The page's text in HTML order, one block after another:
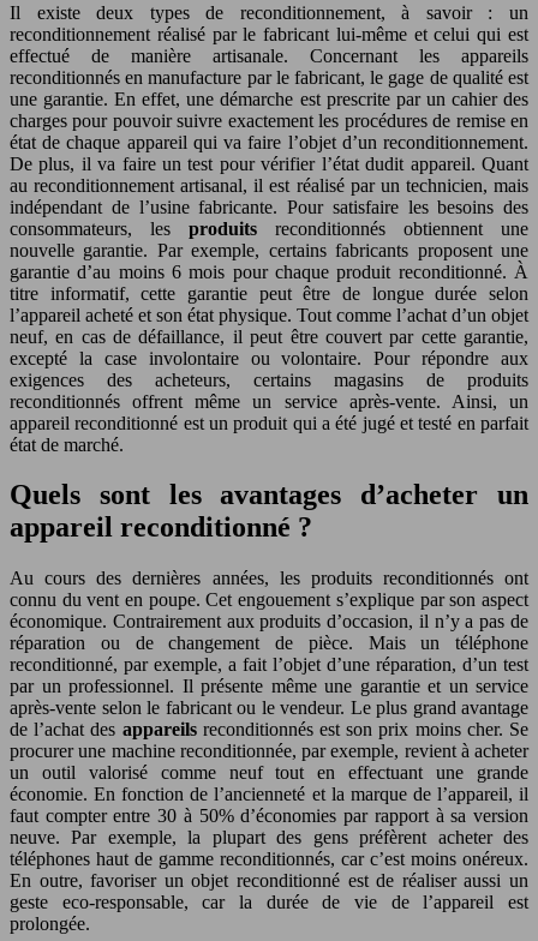
Il existe deux types de reconditionnement, à savoir : un
reconditionnement réalisé par le fabricant lui-même et celui qui est
effectué de manière artisanale. Concernant les appareils
reconditionnés en manufacture par le fabricant, le gage de qualité est
une garantie. En effet, une démarche est prescrite par un cahier des
charges pour pouvoir suivre exactement les procédures de remise en
état de chaque appareil qui va faire l’objet d’un reconditionnement.
De plus, il va faire un test pour vérifier l’état dudit appareil. Quant
au reconditionnement artisanal, il est réalisé par un technicien, mais
indépendant de l’usine fabricante. Pour satisfaire les besoins des
consommateurs, les produits reconditionnés obtiennent une
nouvelle garantie. Par exemple, certains fabricants proposent une
garantie d’au moins 6 mois pour chaque produit reconditionné. À
titre informatif, cette garantie peut être de longue durée selon
l’appareil acheté et son état physique. Tout comme l’achat d’un objet
neuf, en cas de défaillance, il peut être couvert par cette garantie,
excepté la case involontaire ou volontaire. Pour répondre aux
exigences des acheteurs, certains magasins de produits
reconditionnés offrent même un service après-vente. Ainsi, un
appareil reconditionné est un produit qui a été jugé et testé en parfait
état de marché.
Quels sont les avantages d’acheter un
appareil reconditionné ?
Au cours des dernières années, les produits reconditionnés ont
connu du vent en poupe. Cet engouement s’explique par son aspect
économique. Contrairement aux produits d’occasion, il n’y a pas de
réparation ou de changement de pièce. Mais un téléphone
reconditionné, par exemple, a fait l’objet d’une réparation, d’un test
par un professionnel. Il présente même une garantie et un service
après-vente selon le fabricant ou le vendeur. Le plus grand avantage
de l’achat des appareilsreconditionnés est son prix moins cher. Se
procurer une machine reconditionnée, par exemple, revient à acheter
un outil valorisé comme neuf tout en effectuant une grande
économie. En fonction de l’ancienneté et la marque de l’appareil, il
faut compter entre 30 à 50% d’économies par rapport à sa version
neuve. Par exemple, la plupart des gens préfèrent acheter des
téléphones haut de gamme reconditionnés, car c’est moins onéreux.
En outre, favoriser un objet reconditionné est de réaliser aussi un
geste eco-responsable, car la durée de vie de l’appareil est
prolongée.